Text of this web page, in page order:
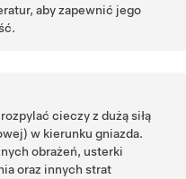
aby zapewnić jego
cieczy z dużą siłą
w kierunku gniazda.
obrażeń, usterki
oraz innych strat